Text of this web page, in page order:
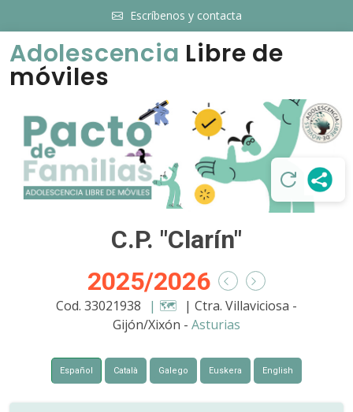
Escríbenos y contacta
Adolescencia Libre de
móviles
C.P. "Clarín"
2025/2026
Cod. 33021938 | 🗺️ | Ctra. Villaviciosa -
Gijón/Xixón - Asturias
Español Català Galego Euskera English